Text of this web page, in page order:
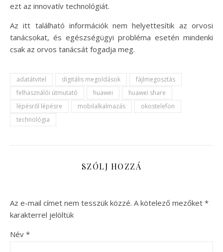
ezt az innovatív technológiát.
Az itt található információk nem helyettesítik az orvosi
tanácsokat, és egészségügyi probléma esetén mindenki
csak az orvos tanácsát fogadja meg.
adatátvitel digitális megoldások
fájlmegosztás
felhasználói útmutató
huawei
huawei share
lépésről lépésre
mobilalkalmazás
okostelefon
technológia
SZÓLJ HOZZÁ
Az e-mail címet nem tesszük közzé. A kötelező mezőket *
karakterrel jelöltük
Név *